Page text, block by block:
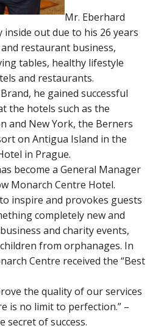
Mr. Eberhard
out due to his 26 years
restaurant business,
tables, healthy lifestyle
and restaurants.
he gained successful
the hotels such as the
and New York, the Berners
on Antigua Island in the
in Prague.
become a General Manager
Monarch Centre Hotel.
inspire and provokes guests
completely new and
and charity events,
from orphanages. In
Centre received the “Best
the quality of our services
is no limit to perfection.” –
secret of success.